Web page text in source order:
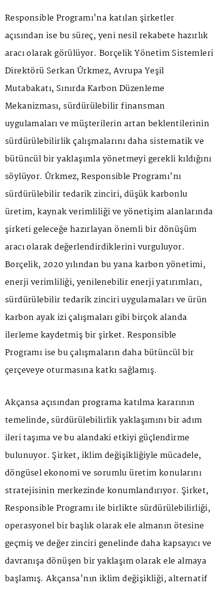
Responsible Programı'na katılan şirketler
açısından ise bu süreç, yeni nesil rekabete hazırlık
aracı olarak görülüyor. Borçelik Yönetim Sistemleri
Direktörü Serkan Ürkmez, Avrupa Yeşil
Mutabakatı, Sınırda Karbon Düzenleme
Mekanizması, sürdürülebilir finansman
uygulamaları ve müşterilerin artan beklentilerinin
sürdürülebilirlik çalışmalarını daha sistematik ve
bütüncül bir yaklaşımla yönetmeyi gerekli kıldığını
söylüyor. Ürkmez, Responsible Programı'nı
sürdürülebilir tedarik zinciri, düşük karbonlu
üretim, kaynak verimliliği ve yönetişim alanlarında
şirketi geleceğe hazırlayan önemli bir dönüşüm
aracı olarak değerlendirdiklerini vurguluyor.
Borçelik, 2020 yılından bu yana karbon yönetimi,
enerji verimliliği, yenilenebilir enerji yatırımları,
sürdürülebilir tedarik zinciri uygulamaları ve ürün
karbon ayak izi çalışmaları gibi birçok alanda
ilerleme kaydetmiş bir şirket. Responsible
Programı ise bu çalışmaların daha bütüncül bir
çerçeveye oturmasına katkı sağlamış.
Akçansa açısından programa katılma kararının
temelinde, sürdürülebilirlik yaklaşımını bir adım
ileri taşıma ve bu alandaki etkiyi güçlendirme
bulunuyor. Şirket, iklim değişikliğiyle mücadele,
döngüsel ekonomi ve sorumlu üretim konularını
stratejisinin merkezinde konumlandırıyor. Şirket,
Responsible Programı ile birlikte sürdürülebilirliği,
operasyonel bir başlık olarak ele almanın ötesine
geçmiş ve değer zinciri genelinde daha kapsayıcı ve
davranışa dönüşen bir yaklaşım olarak ele almaya
başlamış. Akçansa'nın iklim değişikliği, alternatif